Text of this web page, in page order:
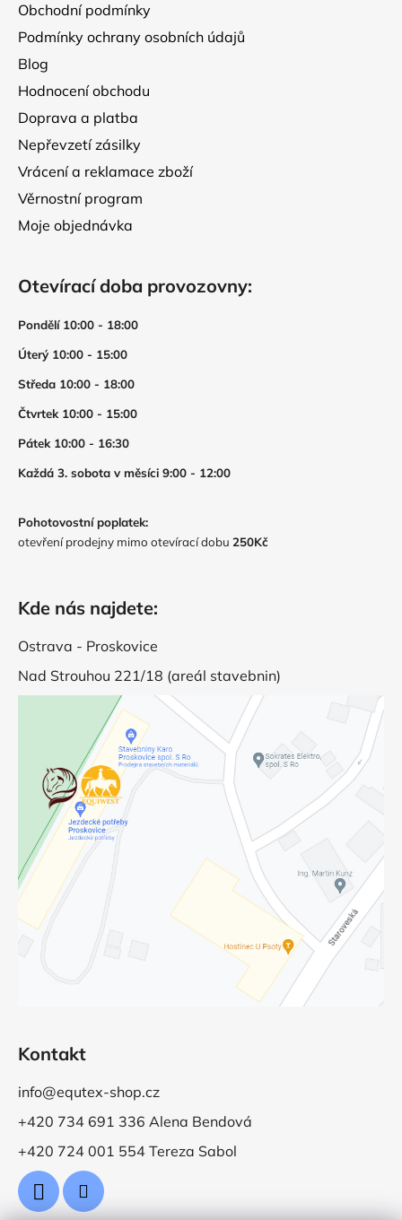
Obchodní podmínky
Podmínky ochrany osobních údajů
Blog
Hodnocení obchodu
Doprava a platba
Nepřevzetí zásilky
Vrácení a reklamace zboží
Věrnostní program
Moje objednávka
Otevírací doba provozovny:
Pondělí 10:00 - 18:00
Úterý 10:00 - 15:00
Středa 10:00 - 18:00
Čtvrtek 10:00 - 15:00
Pátek 10:00 - 16:30
Každá 3. sobota v měsíci 9:00 - 12:00
Pohotovostní poplatek:
otevření prodejny mimo otevírací dobu 250Kč
Kde nás najdete:
Ostrava - Proskovice
Nad Strouhou 221/18 (areál stavebnin)
Kontakt
info@equtex-shop.cz
+420 734 691 336 Alena Bendová
+420 724 001 554 Tereza Sabol